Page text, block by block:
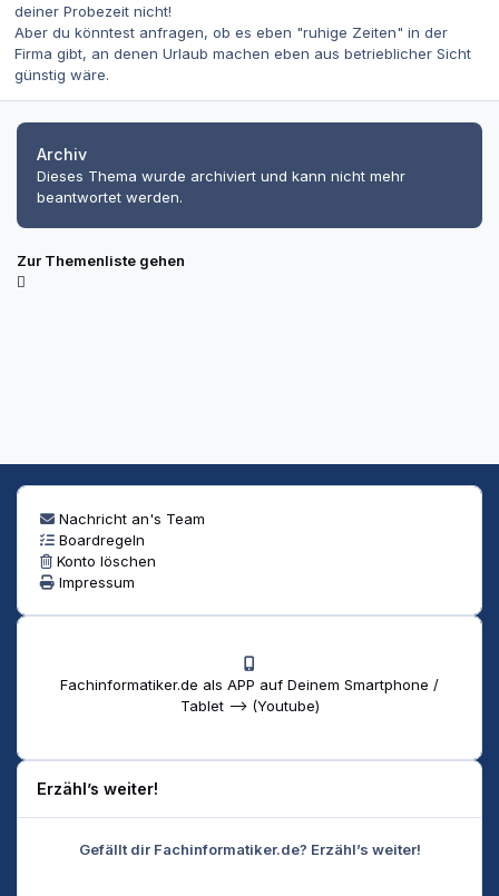
deiner Probezeit nicht!
Aber du könntest anfragen, ob es eben "ruhige Zeiten" in der
Firma gibt, an denen Urlaub machen eben aus betrieblicher Sicht
günstig wäre.
Archiv
Dieses Thema wurde archiviert und kann nicht mehr
beantwortet werden.
Zur Themenliste gehen
Nachricht an's Team
Boardregeln
Konto löschen
Impressum
Fachinformatiker.de als APP auf Deinem Smartphone /
Tablet --> (Youtube)
Erzähl’s weiter!
Gefällt dir Fachinformatiker.de? Erzähl’s weiter!